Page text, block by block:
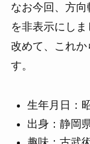
なお今回、方
を非表示にしま
改めて、これか
す。
生年月日：
出身：静岡